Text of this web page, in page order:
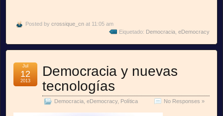
Posted by crossique_cn at 11:05 am
Eiquetado: Democracia eDemocracy
Democracia y nuevas
tecnologías
Democracia eDemocracy, Política No Responses »
Jul
12
2013